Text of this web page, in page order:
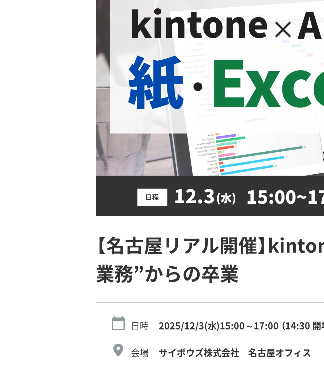
【名古屋リアル開催】
業務”からの卒業
日時 2025/12/3(水)15:00～17:00 （14:30 開
会場
サイボウズ株式会社 名古屋オフィス